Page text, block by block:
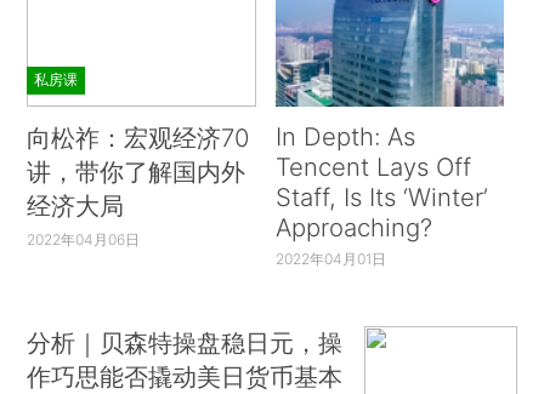
私房课
向松祚：宏观经济70
讲，带你了解国内外
经济大局
2022年04月06日
In Depth: As
Tencent Lays Off
Staff, Is Its ‘Winter’
Approaching?
2022年04月01日
分析｜贝森特操盘稳日元，操
作巧思能否撬动美日货币基本